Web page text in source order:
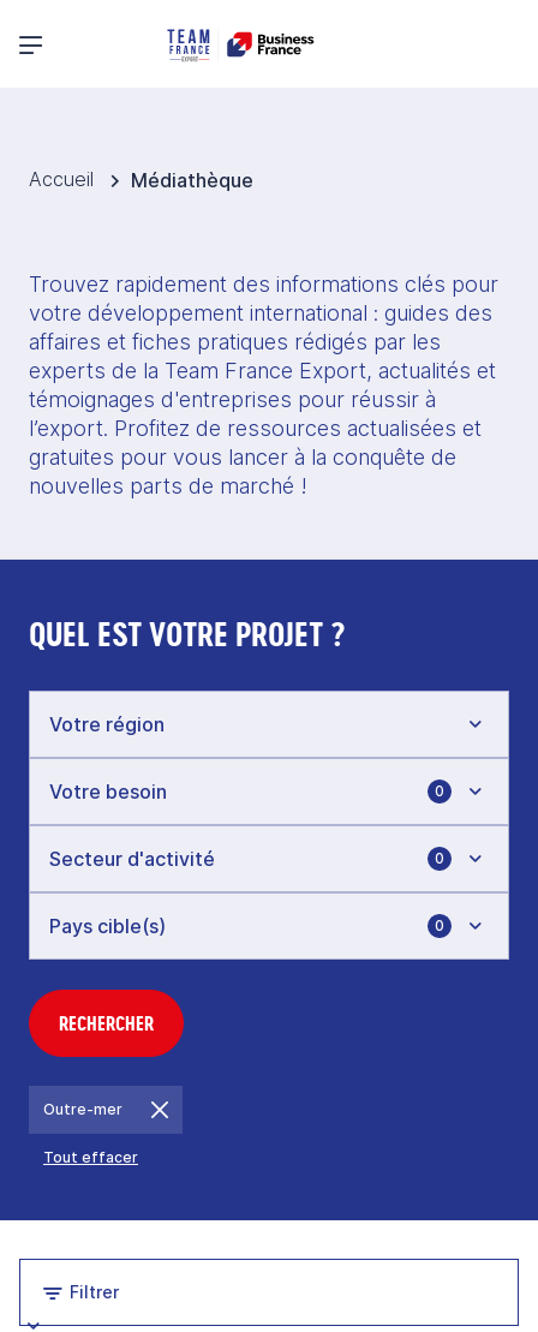
Menu principal
Accueil Médiathèque
Trouvez rapidement des informations clés pour
votre développement international : guides des
affaires et fiches pratiques rédigés par les
experts de la Team France Export, actualités et
témoignages d'entreprises pour réussir à
l’export. Profitez de ressources actualisées et
gratuites pour vous lancer à la conquête de
nouvelles parts de marché !
QUEL EST VOTRE PROJET ?
0
0
0
RECHERCHER
Outre-mer
Tout effacer
Filtrer